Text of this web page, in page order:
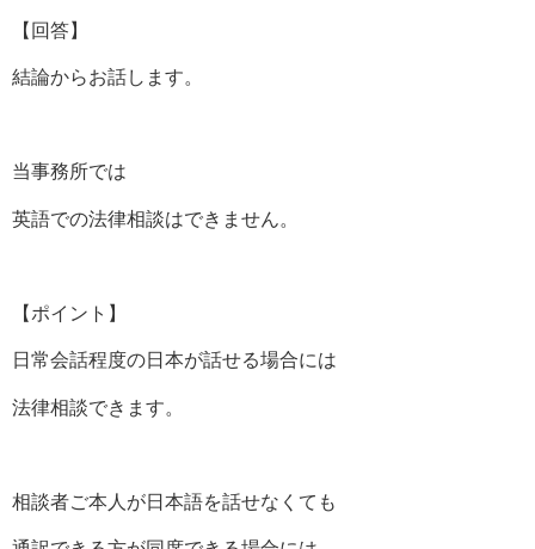
【回答】
結論からお話します。
当事務所では
英語での法律相談はできません。
【ポイント】
日常会話程度の日本が話せる場合には
法律相談できます。
相談者ご本人が日本語を話せなくても